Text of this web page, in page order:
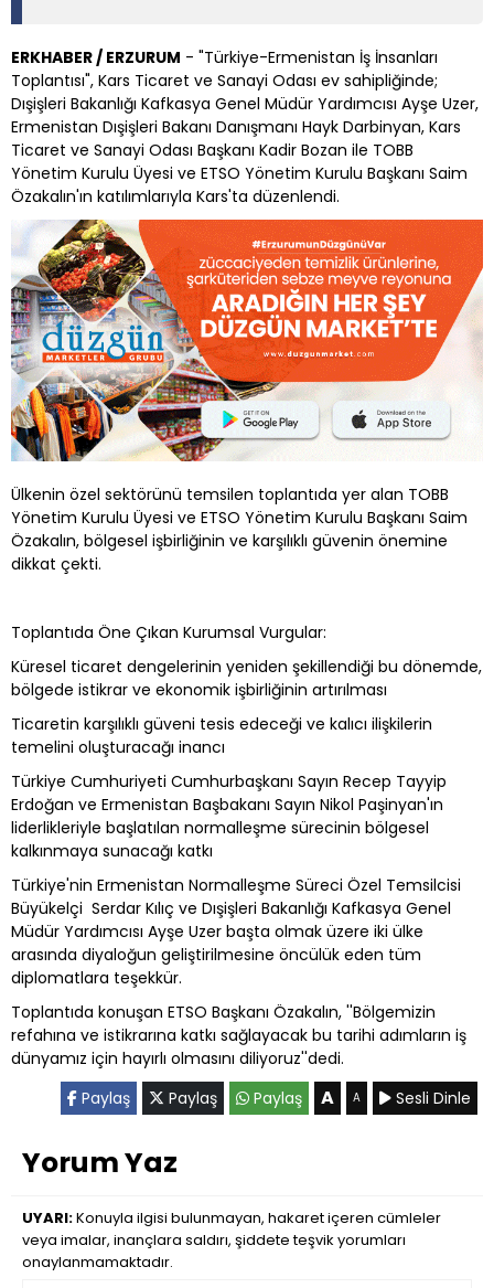
ERKHABER / ERZURUM - "Türkiye-Ermenistan İş İnsanları
Toplantısı", Kars Ticaret ve Sanayi Odası ev sahipliğinde;
Dışişleri Bakanlığı Kafkasya Genel Müdür Yardımcısı Ayşe Uzer,
Ermenistan Dışişleri Bakanı Danışmanı Hayk Darbinyan, Kars
Ticaret ve Sanayi Odası Başkanı Kadir Bozan ile TOBB
Yönetim Kurulu Üyesi ve ETSO Yönetim Kurulu Başkanı Saim
Özakalın'ın katılımlarıyla Kars'ta düzenlendi.
Ülkenin özel sektörünü temsilen toplantıda yer alan TOBB
Yönetim Kurulu Üyesi ve ETSO Yönetim Kurulu Başkanı Saim
Özakalın, bölgesel işbirliğinin ve karşılıklı güvenin önemine
dikkat çekti.
Toplantıda Öne Çıkan Kurumsal Vurgular:
Küresel ticaret dengelerinin yeniden şekillendiği bu dönemde,
bölgede istikrar ve ekonomik işbirliğinin artırılması
Ticaretin karşılıklı güveni tesis edeceği ve kalıcı ilişkilerin
temelini oluşturacağı inancı
Türkiye Cumhuriyeti Cumhurbaşkanı Sayın Recep Tayyip
Erdoğan ve Ermenistan Başbakanı Sayın Nikol Paşinyan'ın
liderlikleriyle başlatılan normalleşme sürecinin bölgesel
kalkınmaya sunacağı katkı
Türkiye'nin Ermenistan Normalleşme Süreci Özel Temsilcisi
Büyükelçi Serdar Kılıç ve Dışişleri Bakanlığı Kafkasya Genel
Müdür Yardımcısı Ayşe Uzer başta olmak üzere iki ülke
arasında diyaloğun geliştirilmesine öncülük eden tüm
diplomatlara teşekkür.
Toplantıda konuşan ETSO Başkanı Özakalın, ''Bölgemizin
refahına ve istikrarına katkı sağlayacak bu tarihi adımların iş
dünyamız için hayırlı olmasını diliyoruz''dedi.
Paylaş
Paylaş Paylaş A A Sesli Dinle
Yorum Yaz
UYARI:Konuyla ilgisi bulunmayan, hakaret içeren cümleler
veya imalar, inançlara saldırı, şiddete teşvik yorumları
onaylanmamaktadır.